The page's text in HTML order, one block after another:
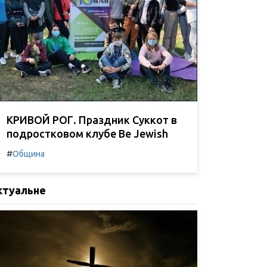
КРИВОЙ РОГ. Праздник Суккот в
подростковом клубе Be Jewish
#Община